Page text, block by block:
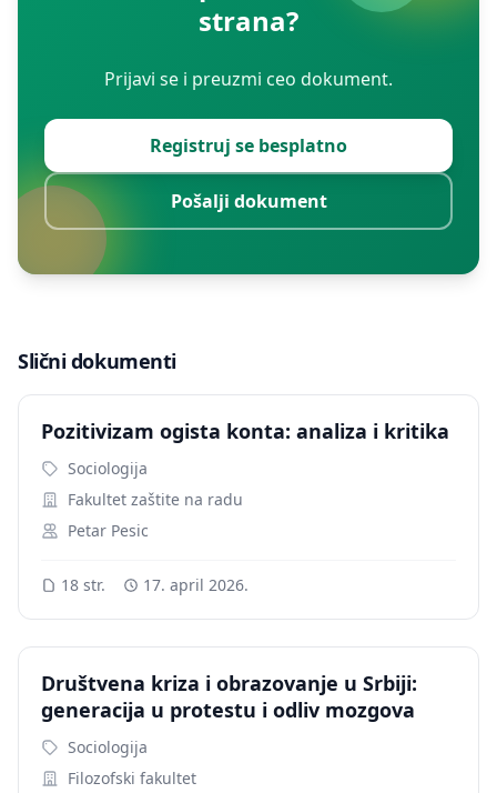
strana?
Prijavi se i preuzmi ceo dokument.
Registruj se besplatno
Pošalji dokument
Slični dokumenti
Pozitivizam ogista konta: analiza i kritika
Sociologija
Fakultet zaštite na radu
Petar Pesic
18 str. 17. april 2026.
Društvena kriza i obrazovanje u Srbiji:
generacija u protestu i odliv mozgova
Sociologija
Filozofski fakultet